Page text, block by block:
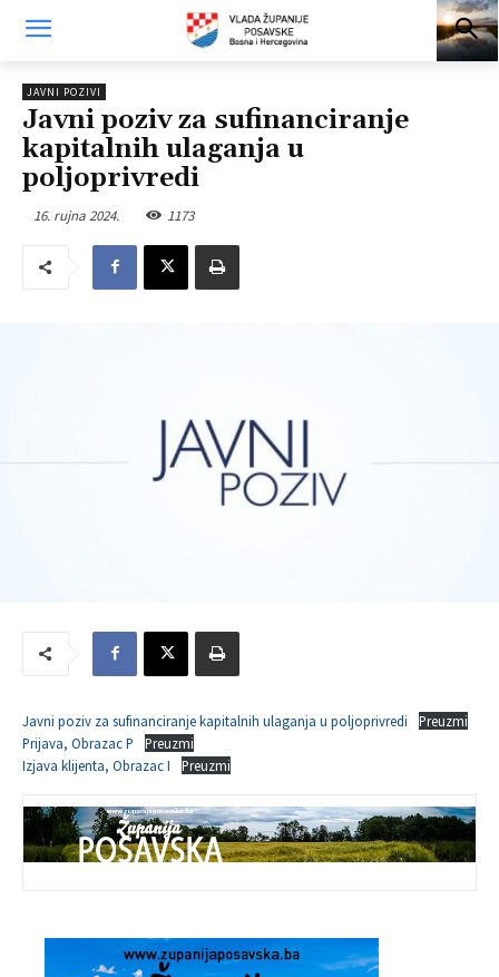
JAVNI POZIVI
Javni poziv za sufinanciranje
kapitalnih ulaganja u
poljoprivredi
16. rujna 2024. 1173
Javni poziv za sufinanciranje kapitalnih ulaganja u poljoprivredi
Preuzmi
Prijava, Obrazac P
Preuzmi
Izjava klijenta, Obrazac I
Preuzmi